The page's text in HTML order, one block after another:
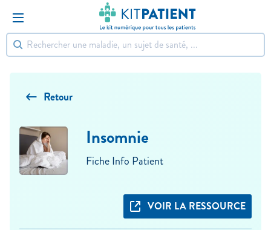
Retour
Insomnie
Fiche Info Patient
VOIR LA RESSOURCE